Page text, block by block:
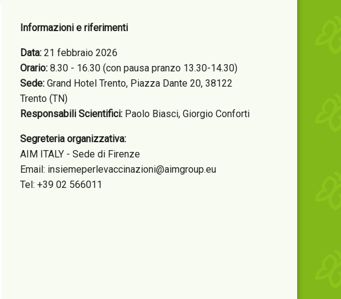
Informazioni e riferimenti
Data: 21 febbraio 2026
Orario: 8.30 - 16.30 (con pausa pranzo 13.30-14.30)
Sede: Grand Hotel Trento, Piazza Dante 20, 38122
Trento (TN)
Responsabili Scientifici: Paolo Biasci, Giorgio Conforti
Segreteria organizzativa:
AIM ITALY - Sede di Firenze
Email: insiemeperlevaccinazioni@aimgroup.eu
Tel: +39 02 566011